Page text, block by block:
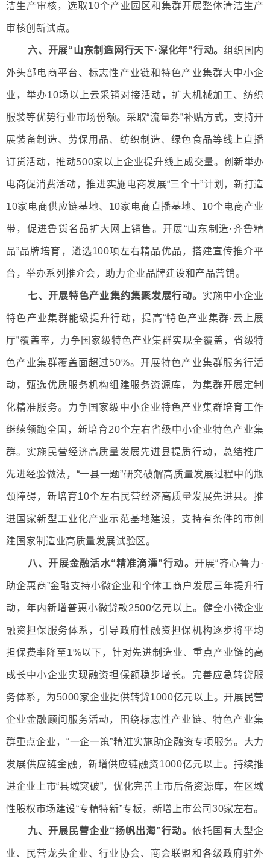
洁生产审核，选取10个产业园区和集群开展整体清洁生产
审核创新试点。
六、开展“山东制造网行天下·深化年”行动。 组织国内
外头部电商平台、标志性产业链和特色产业集群大中小企
业，举办10场以上云采销对接活动，扩大机械加工、纺织
服装等优势行业市场份额。采取“流量券”补贴方式，支持开
展装备制造、劳保用品、纺织制造、绿色食品等线上直播
订货活动，推动500家以上企业提升线上成交量。创新举办
电商促消费活动，推进实施电商发展“三个十”计划，新打造
10家电商供应链基地、10家电商直播基地、10个电商产业
带，促进鲁货名品扩大网上销售。开展“山东制造·齐鲁精
品”品牌培育，遴选100项左右精品优品，搭建宣传推介平
台，举办系列推介会，助力企业品牌建设和产品营销。
七、开展特色产业集约集聚发展行动。 实施中小企业
特色产业集群能级提升行动，提高“特色产业集群·云上展
厅”覆盖率，力争国家级特色产业集群实现全覆盖，省级特
色产业集群覆盖面超过50%。开展特色产业集群服务行活
动，甄选优质服务机构组建服务资源库，为集群开展定制
化精准服务。力争国家级中小企业特色产业集群培育工作
继续领跑全国，新培育20个左右省级中小企业特色产业集
群。实施民营经济高质量发展先进县提质行动，总结推广
先进经验做法，“一县一题”研究破解高质量发展过程中的瓶
颈障碍，新培育10个左右民营经济高质量发展先进县。推
进国家新型工业化产业示范基地建设，支持有条件的市创
建国家制造业高质量发展试验区。
八、开展金融活水“精准滴灌”行动。 开展“齐心鲁力·
助企惠商”金融支持小微企业和个体工商户发展三年提升行
动，年内新增普惠小微贷款2500亿元以上。健全小微企业
融资担保服务体系，引导政府性融资担保机构逐步将平均
担保费率降至1%以下，针对先进制造业、重点产业链的高
成长中小企业实现融资担保额稳步增长。完善应急转贷服
务体系，为5000家企业提供转贷1000亿元以上。开展民营
企业金融顾问服务活动，围绕标志性产业链、特色产业集
群重点企业，“一企一策”精准实施助企融资专项服务。大力
发展供应链金融，新增供应链融资1000亿元以上。持续推
进企业上市“县域突破”，优化完善上市后备资源库，在区域
性股权市场建设“专精特新”专板，新增上市公司30家左右。
九、开展民营企业“扬帆出海”行动。依托国有大型企
业、民营龙头企业、行业协会、商会联盟和各级政府驻外